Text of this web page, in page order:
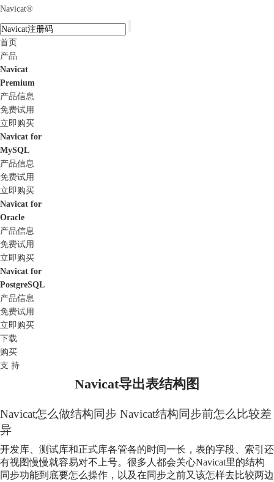
Navicat®
首页
产品
Navicat
Premium
产品信息
免费试用
立即购买
Navicat for
MySQL
产品信息
免费试用
立即购买
Navicat for
Oracle
产品信息
免费试用
立即购买
Navicat for
PostgreSQL
产品信息
免费试用
立即购买
下载
购买
支 持
Navicat导出表结构图
Navicat怎么做结构同步 Navicat结构同步前怎么比较差
异
开发库、测试库和正式库各管各的时间一长，表的字段、索引还
有视图慢慢就容易对不上号。很多人都会关心Navicat里的结构
同步功能到底要怎么操作，以及在同步之前又该怎样去比较两边